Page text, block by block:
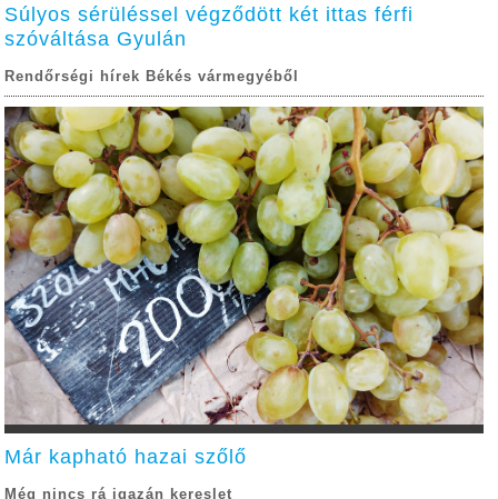
Súlyos sérüléssel végződött két ittas férfi
szóváltása Gyulán
Rendőrségi hírek Békés vármegyéből
Már kapható hazai szőlő
Még nincs rá igazán kereslet